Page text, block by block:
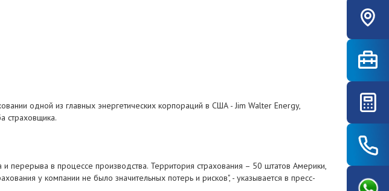
одной из главных энергетических корпораций в США - Jim Walter Energy,
страховщика.
перерыва в процессе производства. Территория страхования – 50 штатов Америки,
у компании не было значительных потерь и рисков", - указывается в пресс-